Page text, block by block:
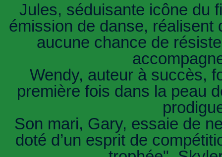
Jules, séduisante icône du
émission de danse, réalisent
aucune chance de
Wendy, auteur à succès,
première fois dans la peau
Son mari, Gary, essaie de
doté d’un esprit de